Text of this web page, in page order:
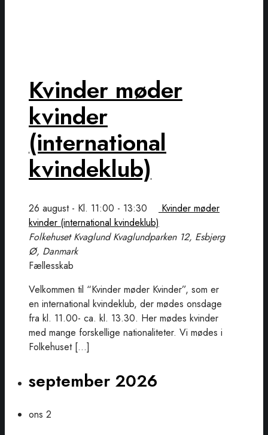
Kvinder møder
kvinder
(international
kvindeklub)
26 august - Kl. 11:00 - 13:30
Kvinder møder
kvinder (international kvindeklub)
Folkehuset KvaglundKvaglundparken 12, Esbjerg
Ø, Danmark
Fællesskab
Velkommen til “Kvinder møder Kvinder”, som er
en international kvindeklub, der mødes onsdage
fra kl. 11.00- ca. kl. 13.30. Her mødes kvinder
med mange forskellige nationaliteter. Vi mødes i
Folkehuset […]
september 2026
ons 2